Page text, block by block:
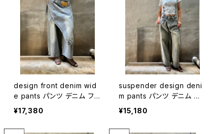
design front denim wid
e pants パンツ デニム フ
ロント 重ね着風 デザインパ
ンツ
¥17,380
suspender design deni
m pants パンツ デニム サ
スペンダー
¥15,180